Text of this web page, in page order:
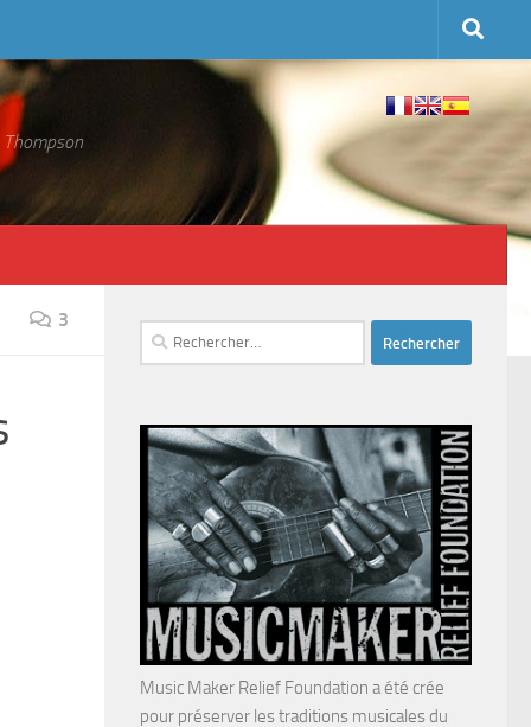
3
Rechercher :
Music Maker Relief Foundation a été crée
pour préserver les traditions musicales du